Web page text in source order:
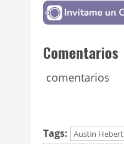
Comentarios
comentarios
Tags: Austin Hebert